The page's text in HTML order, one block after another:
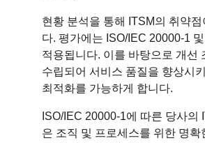
ISO/IEC 20000-1에 따른 당사의
은 조직 및 프로세스를 위한 명확
현황 분석을 통해 ITSM의 취약점
다. 평가에는 ISO/IEC 20000-1
적용됩니다. 이를 바탕으로 개선
수립되어 서비스 품질을 향상시
최적화를 가능하게 합니다.